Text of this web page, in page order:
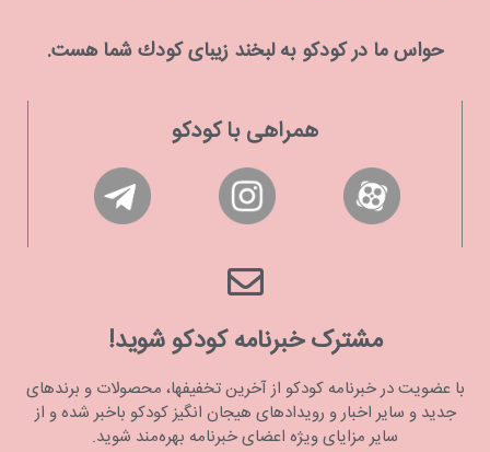
حواس ما در كودكو به لبخند زیبای كودك شما هست.
همراهی با کودکو
مشترک خبرنامه کودکو شوید!
با عضویت در خبرنامه کودکو از آخرین تخفیفها، محصولات و برندهای
جدید و سایر اخبار و رویدادهای هیجان انگیز کودکو باخبر شده و از
سایر مزایای ویژه اعضای خبرنامه بهره‌مند شوید.